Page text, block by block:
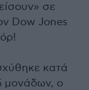
σε
Dow Jones
κατά
μονάδων, ο